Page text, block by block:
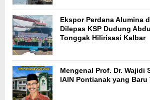
Ekspor Perdana Alumina
Dilepas KSP Dudung
Tonggak Hilirisasi Kalbar
Mengenal Prof. Dr. Wajidi
IAIN Pontianak yang Baru